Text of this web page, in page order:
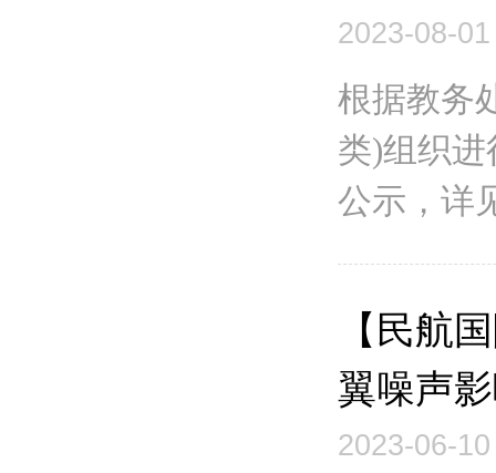
2023-08-01
根据教务
类)组织
公示，详
【民航
翼噪声
2023-06-10